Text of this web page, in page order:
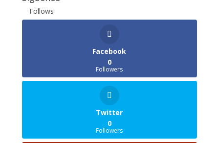
Follows
Facebook
0
Followers
Twitter
0
Followers